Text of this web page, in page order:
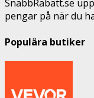
SnabbRabatt.se
pengar på när du
Populära butiker